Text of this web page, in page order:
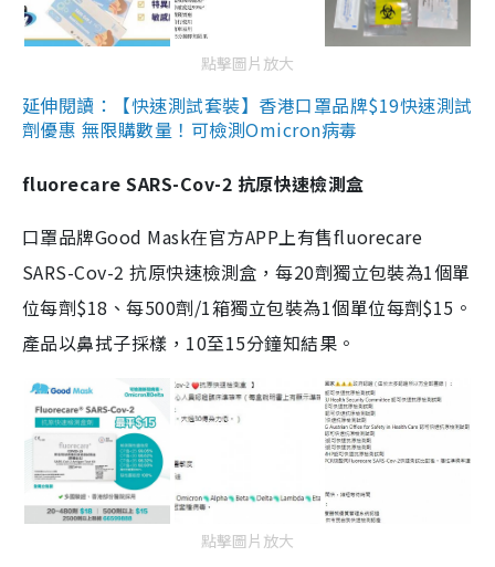
點擊圖片放大
延伸閱讀：【快速測試套裝】香港口罩品牌$19快速測試
劑優惠 無限購數量！可檢測Omicron病毒
fluorecare SARS-Cov-2 抗原快速檢測盒
口罩品牌Good Mask在官方APP上有售fluorecare
SARS-Cov-2 抗原快速檢測盒，每20劑獨立包裝為1個單
位每劑$18、每500劑/1箱獨立包裝為1個單位每劑$15。
產品以鼻拭子採樣，10至15分鐘知結果。
點擊圖片放大